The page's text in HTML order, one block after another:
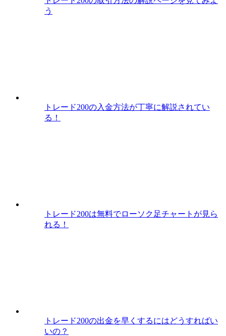
う
トレード200の入金方法が丁寧に解説されてい
る！
トレード200は無料でローソク足チャートが見ら
れる！
トレード200の出金を早くするにはどうすればい
いの？